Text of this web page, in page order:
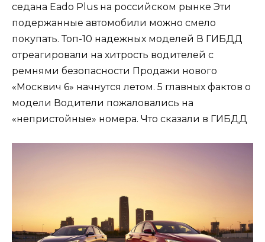
седана Eado Plus на российском рынке Эти
подержанные автомобили можно смело
покупать. Топ-10 надежных моделей В ГИБДД
отреагировали на хитрость водителей с
ремнями безопасности Продажи нового
«Москвич 6» начнутся летом. 5 главных фактов о
модели Водители пожаловались на
«непристойные» номера. Что сказали в ГИБДД